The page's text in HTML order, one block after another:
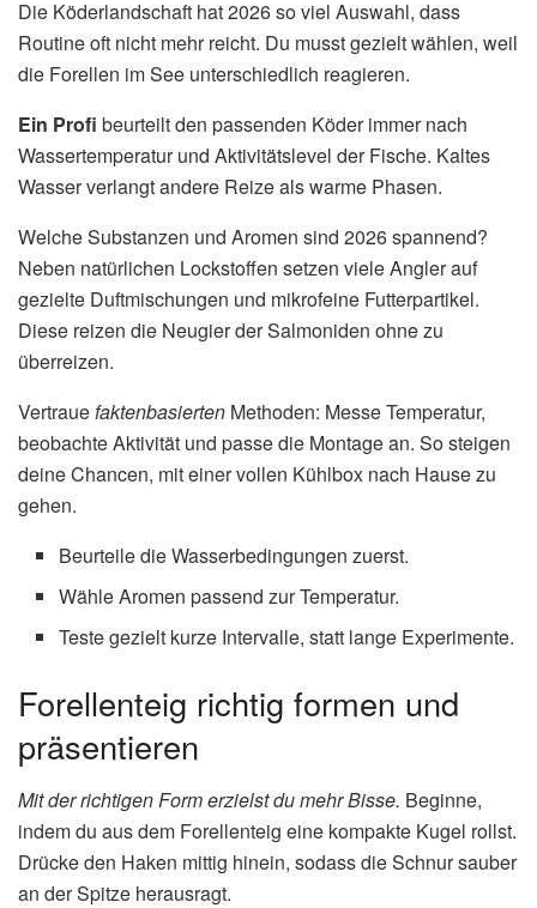
Die Köderlandschaft hat 2026 so viel Auswahl, dass
Routine oft nicht mehr reicht. Du musst gezielt wählen, weil
die Forellen im See unterschiedlich reagieren.
Ein Profi beurteilt den passenden Köder immer nach
Wassertemperatur und Aktivitätslevel der Fische. Kaltes
Wasser verlangt andere Reize als warme Phasen.
Welche Substanzen und Aromen sind 2026 spannend?
Neben natürlichen Lockstoffen setzen viele Angler auf
gezielte Duftmischungen und mikrofeine Futterpartikel.
Diese reizen die Neugier der Salmoniden ohne zu
überreizen.
Vertrauefaktenbasierten Methoden: Messe Temperatur,
beobachte Aktivität und passe die Montage an. So steigen
deine Chancen, mit einer vollen Kühlbox nach Hause zu
gehen.
Beurteile die Wasserbedingungen zuerst.
Wähle Aromen passend zur Temperatur.
Teste gezielt kurze Intervalle, statt lange Experimente.
Forellenteig richtig formen und
präsentieren
Mit der richtigen Form erzielst du mehr Bisse. Beginne,
indem du aus dem Forellenteig eine kompakte Kugel rollst.
Drücke den Haken mittig hinein, sodass die Schnur sauber
an der Spitze herausragt.